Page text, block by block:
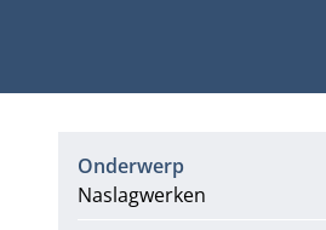
Onderwerp
Naslagwerken